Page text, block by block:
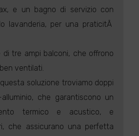
e un bagno di servizio con
lavanderia, per una praticitÃ
di tre ampi balconi, che offrono
ventilati.
soluzione troviamo doppi
che garantiscono un
termico e acustico, e
che assicurano una perfetta